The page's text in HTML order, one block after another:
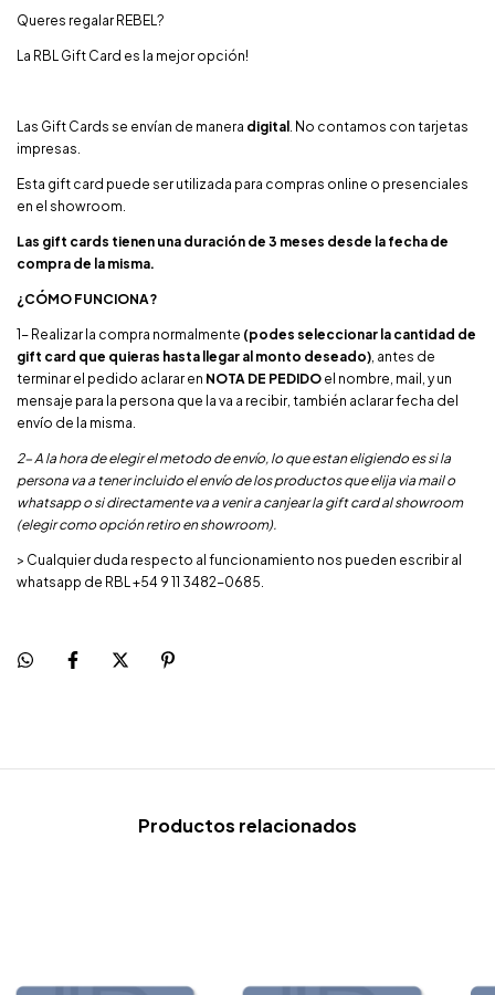
Queres regalar REBEL?
La RBL Gift Card es la mejor opción!
Las Gift Cards se envían de manera digital
. No contamos con tarjetas
impresas.
Esta gift card puede ser utilizada para compras online o presenciales
en el showroom.
Las gift cards tienen una duración de 3 meses desde la fecha de
compra de la misma.
¿CÓMO FUNCIONA?
1- Realizar la compra normalmente (podes seleccionar la cantidad de
gift card que quieras hasta llegar al monto deseado) , antes de
terminar el pedido aclarar en NOTA DE PEDIDO el nombre, mail, y un
mensaje para la persona que la va a recibir, también aclarar fecha del
envío de la misma.
2- A la hora de elegir el metodo de envío, lo que estan eligiendo es si la
persona va a tener incluido el envío de los productos que elija via mail o
whatsapp o si directamente va a venir a canjear la gift card al showroom
(elegir como opción retiro en showroom).
> Cualquier duda respecto al funcionamiento nos pueden escribir al
whatsapp de RBL +54 9 11 3482-0685.
Productos relacionados